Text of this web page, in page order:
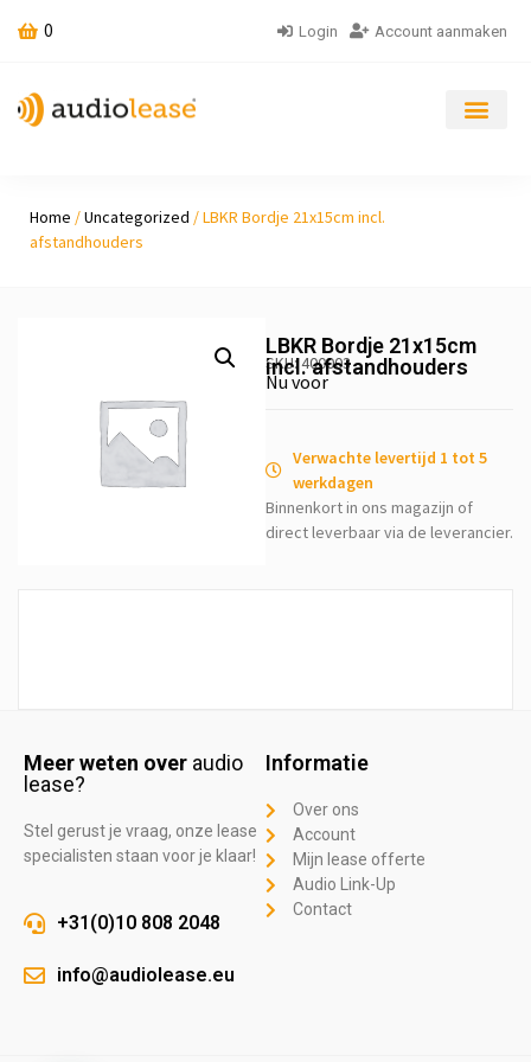
0 Login Account aanmaken
Home /Uncategorized / LBKR Bordje 21x15cm incl.
afstandhouders
LBKR Bordje 21x15cm
incl. afstandhouders
SKU: 400003
Nu voor
Verwachte levertijd 1 tot 5
werkdagen
Binnenkort in ons magazijn of
direct leverbaar via de leverancier.
Meer weten over audio
lease?
Stel gerust je vraag, onze lease
specialisten staan voor je klaar!
+31(0)10 808 2048
info@audiolease.eu
Informatie
Over ons
Account
Mijn lease offerte
Audio Link-Up
Contact